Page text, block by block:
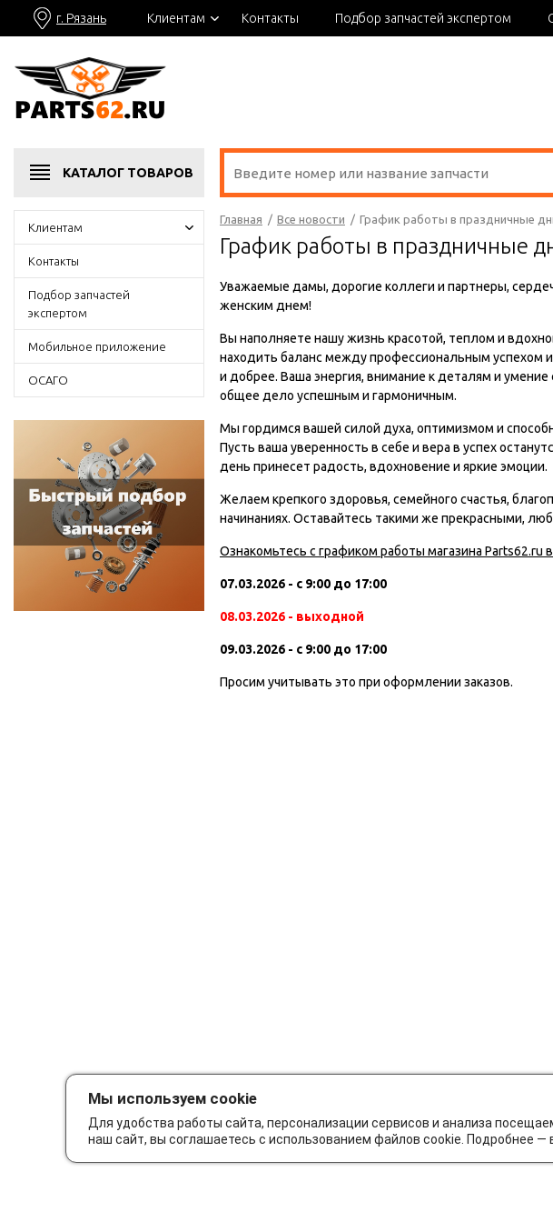
г. Рязань Клиентам Контакты Подбор запчастей экспертом
КАТАЛОГ ТОВАРОВ
Клиентам
Контакты
Подбор запчастей
экспертом
Мобильное приложение
ОСАГО
Главная / Все новости / График работы в праздничные
График работы в праздничные
Уважаемые дамы, дорогие коллеги и партнеры,
женским днем!
Вы наполняете нашу жизнь красотой, теплом и
находить баланс между профессиональным успехом
и добрее. Ваша энергия, внимание к деталям и
общее дело успешным и гармоничным.
Мы гордимся вашей силой духа, оптимизмом и
Пусть ваша уверенность в себе и вера в успех
день принесет радость, вдохновение и яркие эмоции.
Желаем крепкого здоровья, семейного счастья,
начинаниях. Оставайтесь такими же прекрасными,
Ознакомьтесь с графиком работы магазина Parts62.ru
07.03.2026 - с 9:00 до 17:00
08.03.2026 - выходной
09.03.2026 - с 9:00 до 17:00
Просим учитывать это при оформлении заказов.
Мы используем cookie
Для удобства работы сайта, персонализации сервисов и анализа
наш сайт, вы соглашаетесь с использованием файлов cookie. Подробнее —